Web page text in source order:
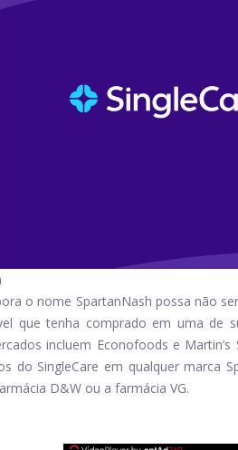
o nome SpartanNash possa não
que tenha comprado em uma de
incluem Econofoods e
do SingleCare em qualquer marca
D&W ou a farmácia VG.